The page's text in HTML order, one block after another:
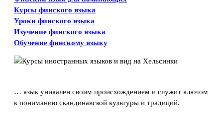
Курсы финского языка
Уроки финского языка
Изучение финского языка
Обучение финскому языку
… язык уникален своим происхождением и служит ключом
к пониманию скандинавской культуры и традиций.